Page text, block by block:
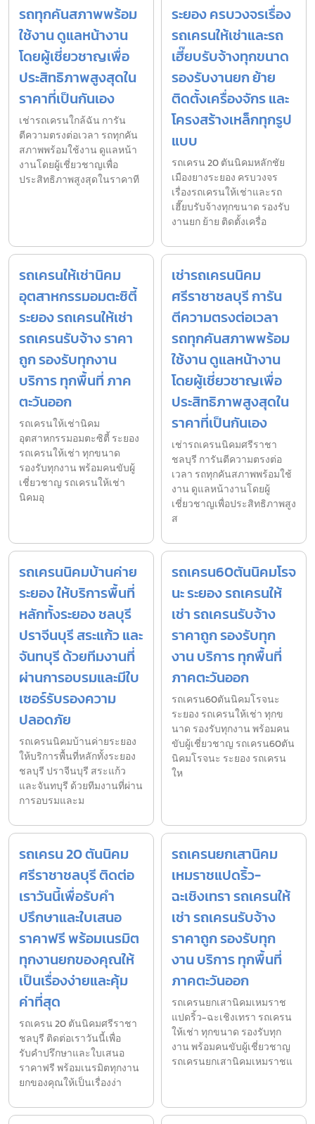
รถทุกคันสภาพพร้อม
ใช้งาน ดูแลหน้างาน
โดยผู้เชี่ยวชาญเพื่อ
ประสิทธิภาพสูงสุดใน
ราคาที่เป็นกันเอง
เช่ารถเครนใกล้ฉัน การัน
ตีความตรงต่อเวลา รถทุกคัน
สภาพพร้อมใช้งาน ดูแลหน้า
งานโดยผู้เชี่ยวชาญเพื่อ
ประสิทธิภาพสูงสุดในราคาที
ระยอง ครบวงจรเรื่อง
รถเครนให้เช่าและรถ
เฮี๊ยบรับจ้างทุกขนาด
รองรับงานยก ย้าย
ติดตั้งเครื่องจักร และ
โครงสร้างเหล็กทุกรูป
แบบ
รถเครน 20 ตันนิคมหลักชัย
เมืองยางระยอง ครบวงจร
เรื่องรถเครนให้เช่าและรถ
เฮี๊ยบรับจ้างทุกขนาด รองรับ
งานยก ย้าย ติดตั้งเครื่อ
รถเครนให้เช่านิคม
อุตสาหกรรมอมตะซิตี้
ระยอง รถเครนให้เช่า
รถเครนรับจ้าง ราคา
ถูก รองรับทุกงาน
บริการ ทุกพื้นที่ ภาค
ตะวันออก
รถเครนให้เช่านิคม
อุตสาหกรรมอมตะซิตี้ ระยอง
รถเครนให้เช่า ทุกขนาด
รองรับทุกงาน พร้อมคนขับผู้
เชี่ยวชาญ รถเครนให้เช่า
นิคมอุ
เช่ารถเครนนิคม
ศรีราชาชลบุรี การัน
ตีความตรงต่อเวลา
รถทุกคันสภาพพร้อม
ใช้งาน ดูแลหน้างาน
โดยผู้เชี่ยวชาญเพื่อ
ประสิทธิภาพสูงสุดใน
ราคาที่เป็นกันเอง
เช่ารถเครนนิคมศรีราชา
ชลบุรี การันตีความตรงต่อ
เวลา รถทุกคันสภาพพร้อมใช้
งาน ดูแลหน้างานโดยผู้
เชี่ยวชาญเพื่อประสิทธิภาพสูง
ส
รถเครนนิคมบ้านค่าย
ระยอง ให้บริการพื้นที่
หลักทั้งระยอง ชลบุรี
ปราจีนบุรี สระแก้ว และ
จันทบุรี ด้วยทีมงานที่
ผ่านการอบรมและมีใบ
เซอร์รับรองความ
ปลอดภัย
รถเครนนิคมบ้านค่ายระยอง
ให้บริการพื้นที่หลักทั้งระยอง
ชลบุรี ปราจีนบุรี สระแก้ว
และจันทบุรี ด้วยทีมงานที่ผ่าน
การอบรมและม
รถเครน60ตันนิคมโรจ
นะ ระยอง รถเครนให้
เช่า รถเครนรับจ้าง
ราคาถูก รองรับทุก
งาน บริการ ทุกพื้นที่
ภาคตะวันออก
รถเครน60ตันนิคมโรจนะ
ระยอง รถเครนให้เช่า ทุกข
นาด รองรับทุกงาน พร้อมคน
ขับผู้เชี่ยวชาญ รถเครน60ตัน
นิคมโรจนะ ระยอง รถเครน
ให
รถเครน 20 ตันนิคม
ศรีราชาชลบุรี ติดต่อ
เราวันนี้เพื่อรับคำ
ปรึกษาและใบเสนอ
ราคาฟรี พร้อมเนรมิต
ทุกงานยกของคุณให้
เป็นเรื่องง่ายและคุ้ม
ค่าที่สุด
รถเครน 20 ตันนิคมศรีราชา
ชลบุรี ติดต่อเราวันนี้เพื่อ
รับคำปรึกษาและใบเสนอ
ราคาฟรี พร้อมเนรมิตทุกงาน
ยกของคุณให้เป็นเรื่องง่า
รถเครนยกเสานิคม
เหมราชแปดริ้ว-
ฉะเชิงเทรา รถเครนให้
เช่า รถเครนรับจ้าง
ราคาถูก รองรับทุก
งาน บริการ ทุกพื้นที่
ภาคตะวันออก
รถเครนยกเสานิคมเหมราช
แปดริ้ว-ฉะเชิงเทรา รถเครน
ให้เช่า ทุกขนาด รองรับทุก
งาน พร้อมคนขับผู้เชี่ยวชาญ
รถเครนยกเสานิคมเหมราชแ